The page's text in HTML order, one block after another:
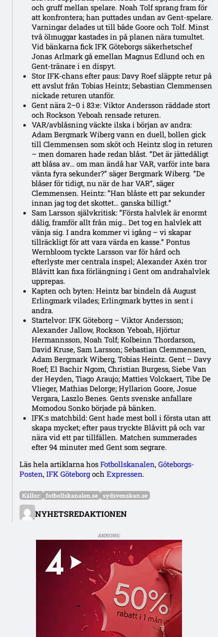
och gruff mellan spelare. Noah Tolf sprang fram för
att konfrontera; han puttades undan av Gent-spelare.
Varningar delades ut till både Goore och Tolf. Minst
två ölmuggar kastades in på planen nära tumultet.
Vid bänkarna fick IFK Göteborgs säkerhetschef
Jonas Arlmark gå emellan Magnus Edlund och en
Gent-tränare i en dispyt.
Stor IFK‑chans efter paus: Davy Roef släppte retur på
ett avslut från Tobias Heintz; Sebastian Clemmensen
nickade returen utanför.
Gent nära 2–0 i 83:e: Viktor Andersson räddade stort
och Rockson Yeboah rensade returen.
VAR/avblåsning väckte ilska i början av andra:
Adam Bergmark Wiberg vann en duell, bollen gick
till Clemmensen som sköt och Heintz slog in returen
– men domaren hade redan blåst. ”Det är jättedåligt
att blåsa av… om man ändå har VAR, varför inte bara
vänta fyra sekunder?” säger Bergmark Wiberg. ”De
blåser för tidigt, nu när de har VAR”, säger
Clemmensen. Heintz: ”Han blåste ett par sekunder
innan jag tog det skottet… ganska billigt.”
Sam Larsson självkritisk: ”Första halvlek är enormt
dålig, framför allt från mig… Det tog en halvlek att
vänja sig. I andra kommer vi igång – vi skapar
tillräckligt för att vara värda en kasse.” Pontus
Wernbloom tyckte Larsson var för hård och
efterlyste mer centrala inspel; Alexander Axén tror
Blåvitt kan fixa förlängning i Gent om andrahalvlek
upprepas.
Kapten och byten: Heintz bar bindeln då August
Erlingmark vilades; Erlingmark byttes in sent i
andra.
Startelvor: IFK Göteborg – Viktor Andersson;
Alexander Jallow, Rockson Yeboah, Hjörtur
Hermannsson, Noah Tolf; Kolbeinn Thordarson,
David Kruse, Sam Larsson; Sebastian Clemmensen,
Adam Bergmark Wiberg, Tobias Heintz. Gent – Davy
Roef; El Bachir Ngom, Christian Burgess, Siebe Van
der Heyden, Tiago Araujo; Matties Volckaert, Tibe De
Vlieger, Mathias Delorge; Hyllarion Goore, Josue
Vergara, Laszlo Benes. Gents svenske anfallare
Momodou Sonko började på bänken.
IFK:s matchbild: Gent hade mest boll i första utan att
skapa mycket; efter paus tryckte Blåvitt på och var
nära vid ett par tillfällen. Matchen summerades
efter 94 minuter med Gent som segrare.
Läs hela artiklarna hos Fotbollskanalen, Göteborgs-
Posten, IFK Göteborgoch Expressen.
NYHETSREDAKTIONEN
Källor: fotbollskanalen.se sydsvenskan.se
ANNONS: